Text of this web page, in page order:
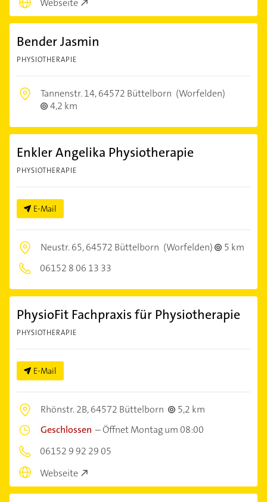
Webseite
Bender Jasmin
PHYSIOTHERAPIE
Tannenstr. 14,64572 Büttelborn (Worfelden)
4,2 km
Enkler Angelika Physiotherapie
PHYSIOTHERAPIE
E-Mail
Neustr. 65,64572 Büttelborn (Worfelden)
5 km
06152 8 06 13 33
PhysioFit Fachpraxis für Physiotherapie
PHYSIOTHERAPIE
E-Mail
Rhönstr. 2B,64572 Büttelborn
5,2 km
Geschlossen –Öffnet Montag um 08:00
06152 9 92 29 05
Webseite